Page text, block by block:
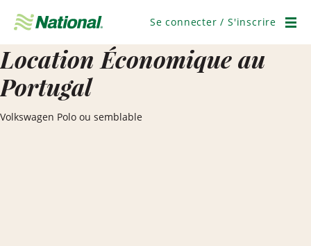
navigation
Se connecter / S'inscrire
Location Économique au
Portugal
Volkswagen Polo ou semblable